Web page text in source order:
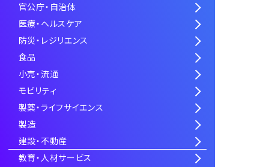
官公庁・自治体
医療・ヘルスケア
防災・レジリエンス
食品
小売・流通
モビリティ
製薬・ライフサイエンス
製造
建設・不動産
教育・人材サービス